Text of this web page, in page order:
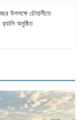
উপলক্ষে চৌহালীতে
অনুষ্ঠিত